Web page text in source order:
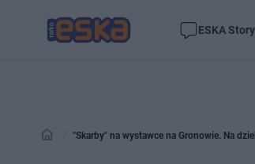
ESKA Story
"Skarby" na wystawce na Gronowie. Na